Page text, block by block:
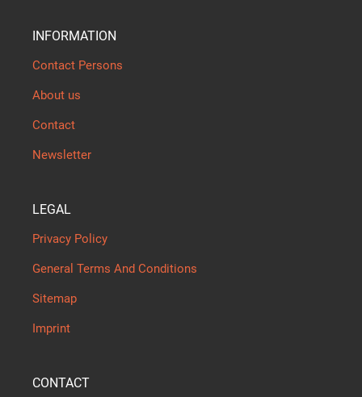
INFORMATION
Contact Persons
About us
Contact
Newsletter
LEGAL
Privacy Policy
General Terms And Conditions
Sitemap
Imprint
CONTACT